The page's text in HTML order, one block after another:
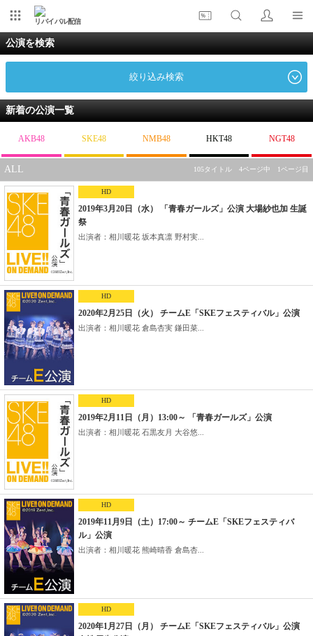
リバイバル配信
公演を検索
絞り込み検索
新着の公演一覧
AKB48 SKE48 NMB48 HKT48 NGT48
ALL 105タイトル 4ページ中 1ページ目
HD
2019年3月20日（水） 「青春ガールズ」公演 大場紗也加 生誕
祭
出演者：相川暖花 坂本真凛 野村実...
HD
2020年2月25日（火） チームE「SKEフェスティバル」公演
出演者：相川暖花 倉島杏実 鎌田菜...
HD
2019年2月11日（月）13:00～ 「青春ガールズ」公演
出演者：相川暖花 石黒友月 大谷悠...
HD
2019年11月9日（土）17:00～ チームE「SKEフェスティバ
ル」公演
出演者：相川暖花 熊崎晴香 倉島杏...
HD
2020年1月27日（月） チームE「SKEフェスティバル」公演